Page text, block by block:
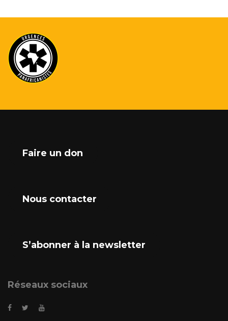
Faire un don
Nous contacter
S’abonner à la newsletter
Réseaux sociaux